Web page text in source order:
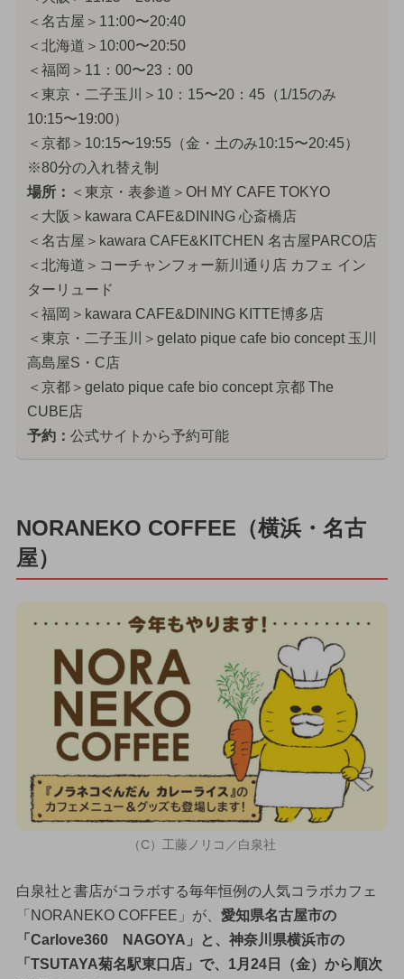
＜名古屋＞11:00〜20:40
＜北海道＞10:00〜20:50
＜福岡＞11：00〜23：00
＜東京・二子玉川＞10：15〜20：45（1/15のみ
10:15〜19:00）
＜京都＞10:15〜19:55（金・土のみ10:15〜20:45）
※80分の入れ替え制
場所： ＜東京・表参道＞OH MY CAFE TOKYO
＜大阪＞kawara CAFE&DINING 心斎橋店
＜名古屋＞kawara CAFE&KITCHEN 名古屋PARCO店
＜北海道＞コーチャンフォー新川通り店 カフェ イン
ターリュード
＜福岡＞kawara CAFE&DINING KITTE博多店
＜東京・二子玉川＞gelato pique cafe bio concept 玉川
高島屋S・C店
＜京都＞gelato pique cafe bio concept 京都 The
CUBE店
予約： 公式サイトから予約可能
NORANEKO COFFEE（横浜・名古
屋）
（C）工藤ノリコ／白泉社
白泉社と書店がコラボする毎年恒例の人気コラボカフェ
「NORANEKO COFFEE」が、 愛知県名古屋市の
「Carlove360 NAGOYA」と、神奈川県横浜市の
「TSUTAYA菊名駅東口店」で、1月24日（金）から順次